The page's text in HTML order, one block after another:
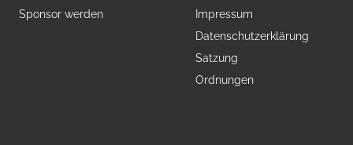
Sponsor werden
Impressum
Datenschutzerklärung
Satzung
Ordnungen